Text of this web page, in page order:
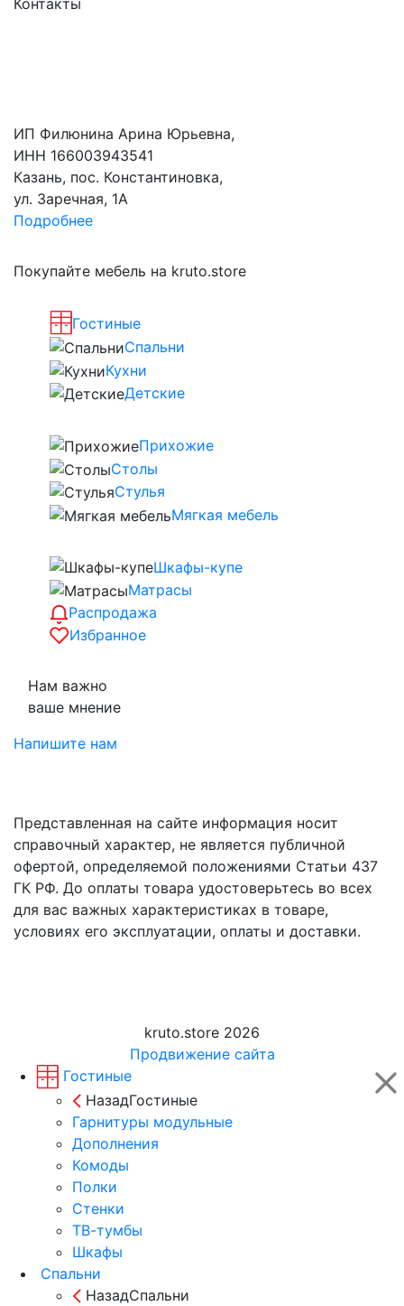
Контакты
ИП Филюнина Арина Юрьевна,
ИНН 166003943541
Казань, пос. Константиновка,
ул. Заречная, 1А
Подробнее
Покупайте мебель на kruto.store
Гостиные
Спальни
Кухни
Детские
Прихожие
Столы
Стулья
Мягкая мебель
Шкафы-купе
Матрасы
Распродажа
Избранное
Нам важно
ваше мнение
Напишите нам
Представленная на сайте информация носит
справочный характер, не является публичной
офертой, определяемой положениями Статьи 437
ГК РФ. До оплаты товара удостоверьтесь во всех
для вас важных характеристиках в товаре,
условиях его эксплуатации, оплаты и доставки.
kruto.store 2026
Продвижение сайта
Гостиные
НазадГостиные
Гарнитуры модульные
Дополнения
Комоды
Полки
Стенки
ТВ-тумбы
Шкафы
Спальни
НазадСпальни